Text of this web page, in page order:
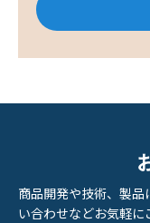
商品開発や技術、製品
い合わせなどお気軽に